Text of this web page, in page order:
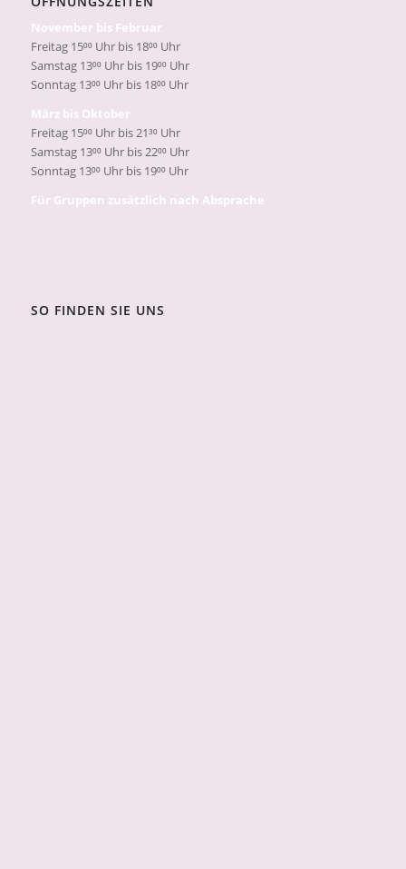
November bis Februar
Freitag 15⁰⁰ Uhr bis 18⁰⁰ Uhr
Samstag 13⁰⁰ Uhr bis 19⁰⁰ Uhr
Sonntag 13⁰⁰ Uhr bis 18⁰⁰ Uhr
März bis Oktober
Freitag 15⁰⁰ Uhr bis 21³⁰ Uhr
Samstag 13⁰⁰ Uhr bis 22⁰⁰ Uhr
Sonntag 13⁰⁰ Uhr bis 19⁰⁰ Uhr
Für Gruppen zusätzlich nach Absprache
SO FINDEN SIE UNS